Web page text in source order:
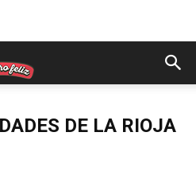
DE LA RIOJA